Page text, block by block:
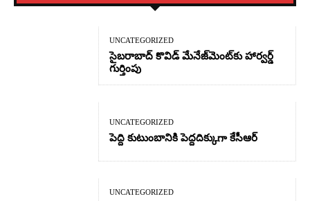
UNCATEGORIZED
సైబరాబాద్‌ కొవిడ్‌ మేనేజ్‌మెంట్‌కు హార్వర్డ్‌
గుర్తింపు
UNCATEGORIZED
పెద్ది కుటుంబానికి పెద్దదిక్కుగా కేసీఆర్
UNCATEGORIZED